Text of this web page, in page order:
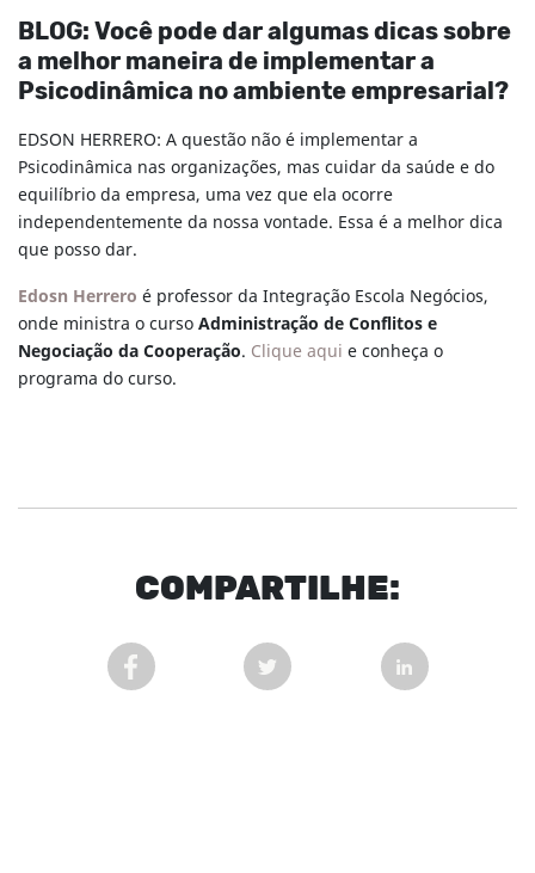
COMPARTILHE:
COMPARTILHAR POST NO FACEBOOK EM NOVA
COMPARTILHAR POST NO
BLOG: Você pode dar algumas dicas sobre
a melhor maneira de implementar a
Psicodinâmica no ambiente empresarial?
EDSON HERRERO: A questão não é implementar a
Psicodinâmica nas organizações, mas cuidar da saúde e do
equilíbrio da empresa, uma vez que ela ocorre
independentemente da nossa vontade. Essa é a melhor dica
que posso dar.
Edosn Herrero é professor da Integração Escola Negócios,
onde ministra o cursoAdministração de Conflitos e
Negociação da Cooperação. Clique aqui e conheça o
programa do curso.